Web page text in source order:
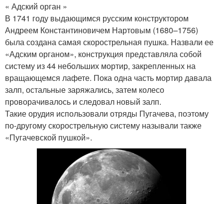
« Адский орган »
В 1741 году выдающимся русским конструктором
Андреем Константиновичем Нартовым (1680–1756)
была создана самая скорострельная пушка. Назвали ее
«Адским органом», конструкция представляла собой
систему из 44 небольших мортир, закрепленных на
вращающемся лафете. Пока одна часть мортир давала
залп, остальные заряжались, затем колесо
проворачивалось и следовал новый залп.
Такие орудия использовали отряды Пугачева, поэтому
по-другому скорострельную систему называли также
«Пугачевской пушкой».